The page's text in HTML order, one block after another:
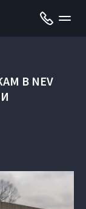
В NEV